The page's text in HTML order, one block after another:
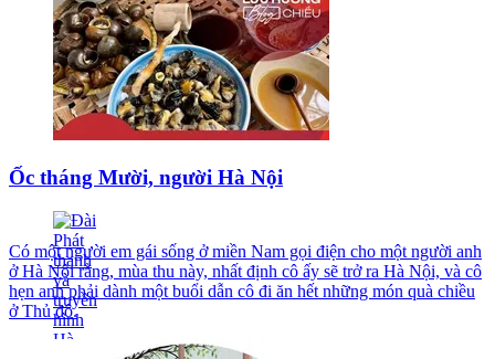
Ốc tháng Mười, người Hà Nội
Có một người em gái sống ở miền Nam gọi điện cho một người anh
ở Hà Nội rằng, mùa thu này, nhất định cô ấy sẽ trở ra Hà Nội, và cô
hẹn anh phải dành một buổi dẫn cô đi ăn hết những món quà chiều
ở Thủ đô.